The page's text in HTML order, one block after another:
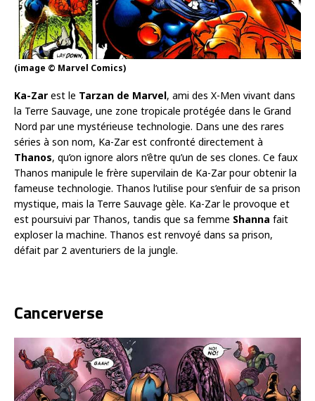
(image © Marvel Comics)
Ka-Zar est le Tarzan de Marvel, ami des X-Men vivant dans
la Terre Sauvage, une zone tropicale protégée dans le Grand
Nord par une mystérieuse technologie. Dans une des rares
séries à son nom, Ka-Zar est confronté directement à
Thanos, qu’on ignore alors n’être qu’un de ses clones. Ce faux
Thanos manipule le frère supervilain de Ka-Zar pour obtenir la
fameuse technologie. Thanos l’utilise pour s’enfuir de sa prison
mystique, mais la Terre Sauvage gèle. Ka-Zar le provoque et
est poursuivi par Thanos, tandis que sa femme Shanna fait
exploser la machine. Thanos est renvoyé dans sa prison,
défait par 2 aventuriers de la jungle.
Cancerverse